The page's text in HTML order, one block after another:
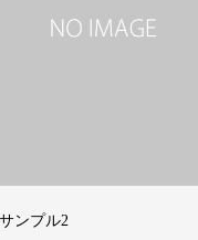
ンプル2